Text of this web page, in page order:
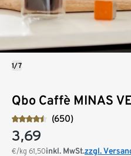
Qbo Caffè MINAS
(650)
3,69
€/kg 61,50inkl. MwSt.zzgl.
1/7